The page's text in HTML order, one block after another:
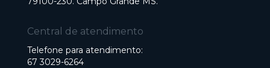
Central de atendimento
Telefone para atendimento:
67 3029-6264